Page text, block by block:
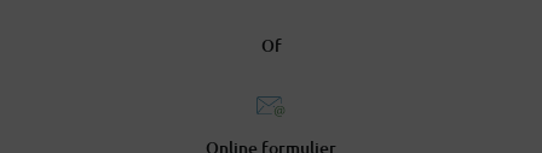
Of
Online formulier